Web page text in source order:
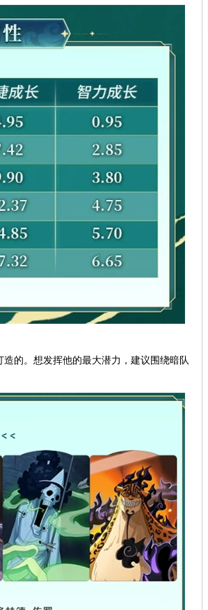
的。想发挥他的最大潜力，建议围绕暗队